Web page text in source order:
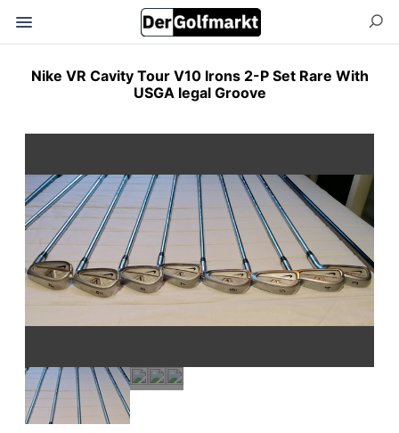
Nike VR Cavity Tour V10 Irons 2-P Set Rare With
USGA legal Groove